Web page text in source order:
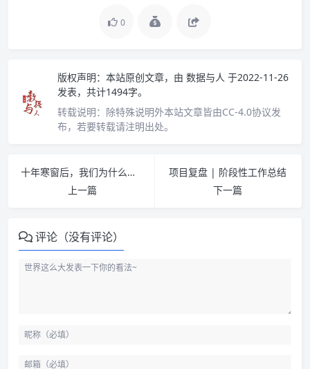
0
版权声明： 本站原创文章，由 数据与人 于2022-11-26
发表，共计1494字。
转载说明： 除特殊说明外本站文章皆由CC-4.0协议发
布，若要转载请注明出处。
十年寒窗后，我们为什么还要不断地接受教育
上一篇
项目复盘 | 阶段性工作总结
下一篇
评论（没有评论）